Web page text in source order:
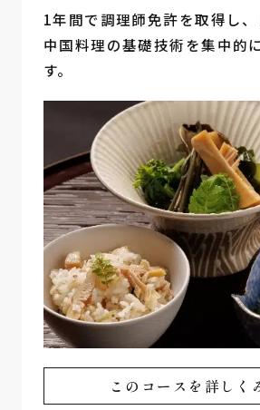
1年間で調理師免許を取得し、
中国料理の基礎技術を集中的
す。
このコースを詳しく